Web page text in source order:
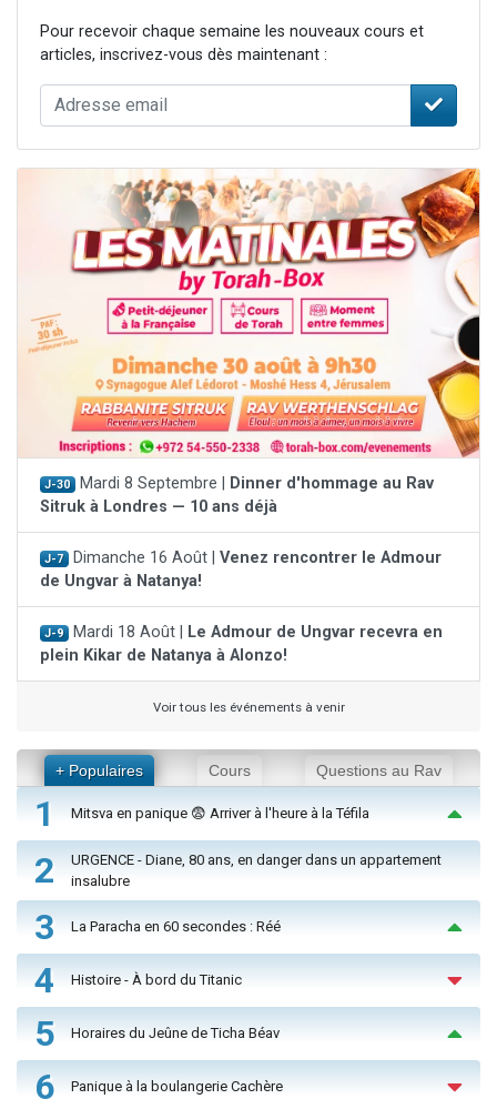
Pour recevoir chaque semaine les nouveaux cours et
articles, inscrivez-vous dès maintenant :
J-30 Mardi 8 Septembre |
Dinner d'hommage au Rav
Sitruk à Londres — 10 ans déjà
J-7 Dimanche 16 Août | Venez rencontrer le Admour
de Ungvar à Natanya!
J-9 Mardi 18 Août |
Le Admour de Ungvar recevra en
plein Kikar de Natanya à Alonzo!
Voir tous les événements à venir
+ Populaires Cours Questions au Rav
1 Mitsva en panique 😨 Arriver à l'heure à la Téfila
2
URGENCE - Diane, 80 ans, en danger dans un appartement
insalubre
3 La Paracha en 60 secondes : Réé
4 Histoire - À bord du Titanic
5 Horaires du Jeûne de Ticha Béav
6 Panique à la boulangerie Cachère